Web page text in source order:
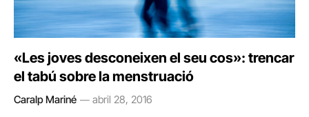
«Les joves desconeixen el seu cos»: trencar
el tabú sobre la menstruació
Caralp Mariné abril 28, 2016